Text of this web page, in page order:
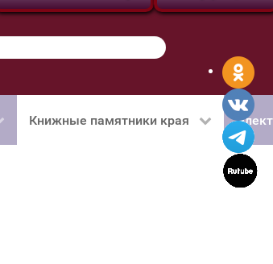
Книжные памятники края